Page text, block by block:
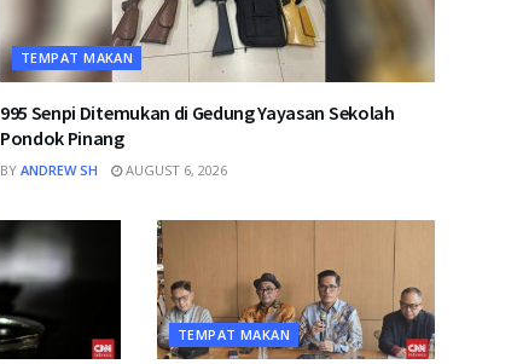
TEMPAT MAKAN
995 Senpi Ditemukan di Gedung Yayasan Sekolah
Pondok Pinang
BY ANDREW SH AUGUST 6, 2026
TEMPAT MAKAN